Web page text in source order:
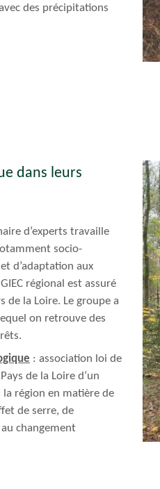
des précipitations
dans leurs
d’experts travaille
socio-
d’adaptation aux
régional est assuré
de la Loire. Le groupe a
on retrouve des
: association loi de
de la Loire d’un
la région en matière de
de serre, de
changement